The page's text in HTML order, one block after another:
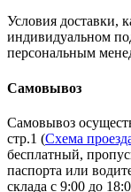
Условия доставки,
индивидуальном
персональным
Самовывоз
Самовывоз
стр.1 (Схема
бесплатный,
паспорта или
склада с 9:00 до